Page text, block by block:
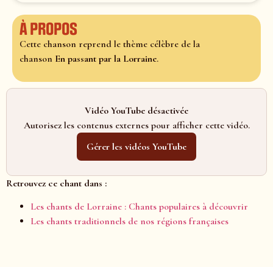
À propos
Cette chanson reprend le thème célèbre de la
chanson En passant par la Lorraine.
Vidéo YouTube désactivée
Autorisez les contenus externes pour afficher cette vidéo.
Gérer les vidéos YouTube
Retrouvez ce chant dans :
Les chants de Lorraine : Chants populaires à découvrir
Les chants traditionnels de nos régions françaises